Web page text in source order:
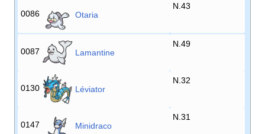
0086 Otaria
N.43
0087 Lamantine
N.49
0130 Léviator
N.32
0147 Minidraco
N.31